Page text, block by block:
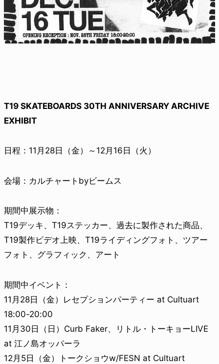
T19 SKATEBOARDS 30TH ANNIVERSARY ARCHIVE
EXHIBIT
日程：11月28日（金）～12月16日（火）
会場：カルチャートbyビームス
期間中展示物：
T19デッキ、T19ステッカー、過去に製作された商品、
T19製作ビデオ上映、T19ライディングフォト、ツアー
フォト、グラフィック、アート
期間中イベント：
11月28日（金）レセプションパーティー at Cultuart
18:00-20:00
11月30日（日）Curb Faker、リトル・トーキョーLIVE
at 江ノ島オッパーラ
12月5日（金）トークショウw/FESN at Cultuart